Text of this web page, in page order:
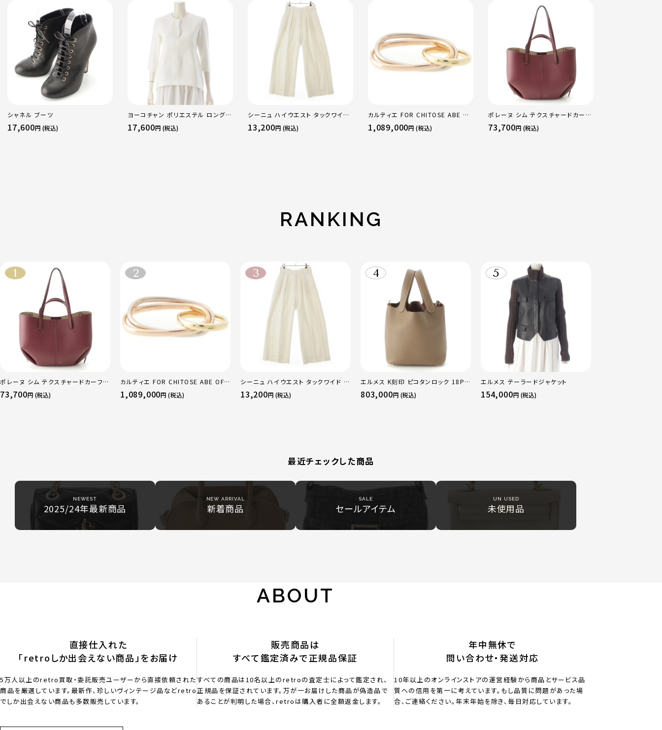
シャネル ブーツ
17,600円 (税込)
ヨーコチャン ポリエステル ロング
スリーブ パール ブラウス ブラウス
YCB-923-355 ホワイト 38
17,600円 (税込)
シーニュ ハイウエスト タックワイド
パンツ ボトムス オフホワイト 0
13,200円 (税込)
カルティエ FOR CHITOSE ABE OF
sacai サカイ 750 YG×PG×WG
トリニティ リング 指輪 マルチカラー
1,089,000円 (税込)
ポレーヌ シム テクスチャードカーフ
レザー トートバッグ ダークチェリー
レギュラー
73,700円 (税込)
RANKING
ポレーヌ シム テクスチャードカーフレ
ザー トートバッグ ダークチェリー レギ
ュラー
73,700円 (税込)
カルティエ FOR CHITOSE ABE OF
sacai サカイ 750 YG×PG×WG ト
リニティ リング 指輪 マルチカラー 50
1,089,000円 (税込)
シーニュ ハイウエスト タックワイド パ
ンツ ボトムス オフホワイト 0
13,200円 (税込)
エルメス K刻印 ピコタンロック 18PM
トリヨン ハンドバッグ ゴールド金具 エ
トゥープ
803,000円 (税込)
エルメス テーラードジャケット
154,000円 (税込)
最近チェックした商品
NEWEST
2025/24年最新商品
NEW ARRIVAL
新着商品
SALE
セールアイテム
UN USED
未使用品
ABOUT
直接仕入れた
「retroしか出会えない商品」をお届け
5万人以上のretro買取・委託販売ユーザーから直接依頼された
商品を厳選しています。最新作、珍しいヴィンテージ品などretro
でしか出会えない商品も多数販売しています。
販売商品は
すべて鑑定済みで正規品保証
すべての商品は10名以上のretroの査定士によって鑑定され、
正規品を保証されています。万が一お届けした商品が偽造品で
あることが判明した場合、retroは購入者に全額返金します。
年中無休で
問い合わせ・発送対応
10年以上のオンラインストアの運営経験から商品とサービス品
質への信用を第一に考えています。もし品質に問題があった場
合、ご連絡ください。年末年始を除き、毎日対応しています。